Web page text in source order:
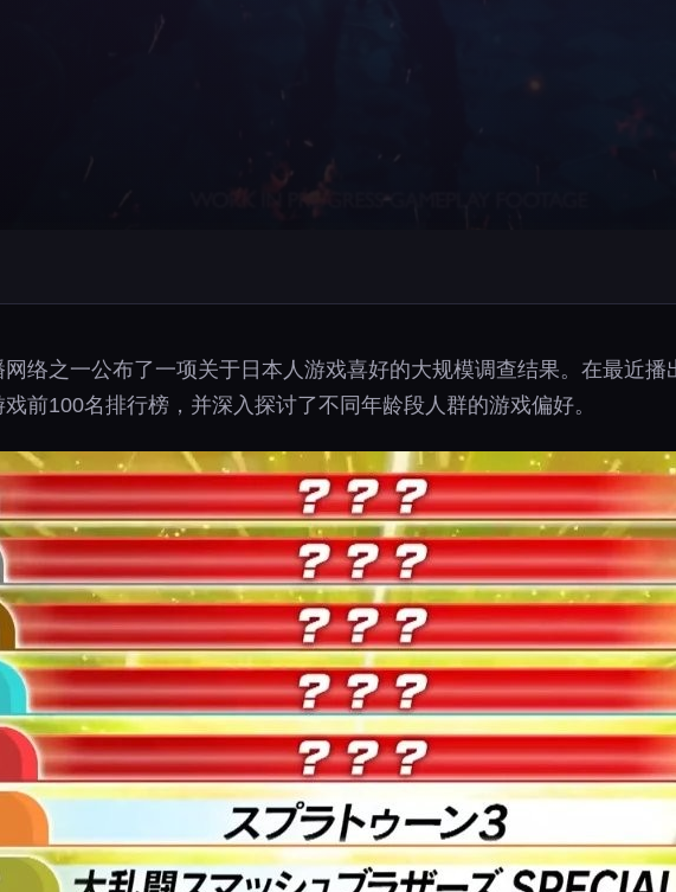
网络之一公布了一项关于日本人游戏喜好的大规模调查结果。在最近
前100名排行榜，并深入探讨了不同年龄段人群的游戏偏好。